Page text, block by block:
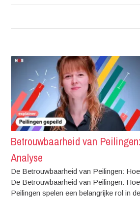
Betrouwbaarheid van
Analyse
De Betrouwbaarheid van Peilingen:
De Betrouwbaarheid van Peilingen:
Peilingen spelen een belangrijke rol in